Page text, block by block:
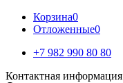
Корзина0
Отложенные0
+7 982 990 80 80
Контактная информация